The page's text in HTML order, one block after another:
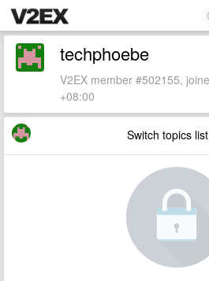
techphoebe
V2EX member #502155,
+08:00
Switch topics list